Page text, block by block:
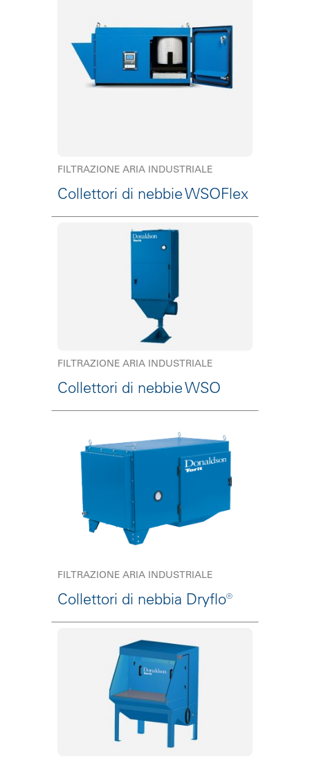
FILTRAZIONE ARIA INDUSTRIALE
Collettori di nebbie WSOFlex
FILTRAZIONE ARIA INDUSTRIALE
Collettori di nebbie WSO
FILTRAZIONE ARIA INDUSTRIALE
Collettori di nebbia Dryflo®